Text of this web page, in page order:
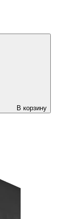
В корзину